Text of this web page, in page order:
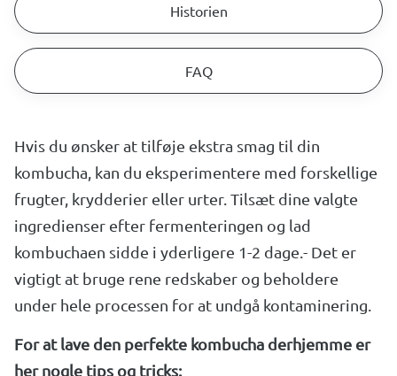
Historien
FAQ
Hvis du ønsker at tilføje ekstra smag til din
kombucha, kan du eksperimentere med forskellige
frugter, krydderier eller urter. Tilsæt dine valgte
ingredienser efter fermenteringen og lad
kombuchaen sidde i yderligere 1-2 dage.- Det er
vigtigt at bruge rene redskaber og beholdere
under hele processen for at undgå kontaminering.
For at lave den perfekte kombucha derhjemme er
her nogle tips og tricks: